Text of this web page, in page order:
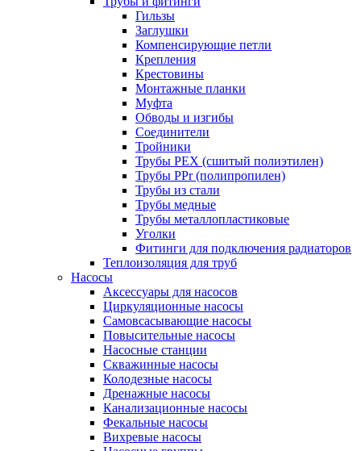
Гильзы
Заглушки
Компенсирующие петли
Крепления
Крестовины
Монтажные планки
Муфта
Обводы и изгибы
Соединители
Тройники
Трубы PEX (сшитый полиэтилен)
Трубы PPr (полипропилен)
Трубы из стали
Трубы медные
Трубы металлопластиковые
Уголки
Фитинги для подключения радиаторов
Теплоизоляция для труб
Насосы
Аксессуары для насосов
Циркуляционные насосы
Самовсасывающие насосы
Повысительные насосы
Насосные станции
Скважинные насосы
Колодезные насосы
Дренажные насосы
Канализационные насосы
Фекальные насосы
Вихревые насосы